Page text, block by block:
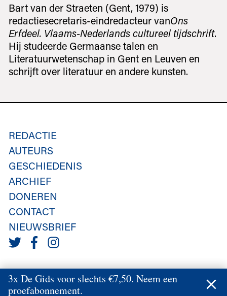
Bart van der Straeten (Gent, 1979) is
redactiesecretaris-eindredacteur vanOns
Erfdeel. Vlaams-Nederlands cultureel tijdschrift.
Hij studeerde Germaanse talen en
Literatuurwetenschap in Gent en Leuven en
schrijft over literatuur en andere kunsten.
REDACTIE
AUTEURS
GESCHIEDENIS
ARCHIEF
DONEREN
CONTACT
NIEUWSBRIEF
3x De Gids voor slechts €7,50. Neem een
proefabonnement.